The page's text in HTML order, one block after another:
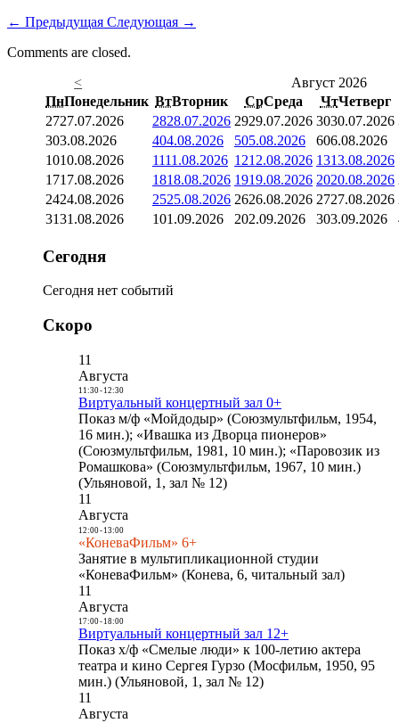
← Предыдущая Следующая →
Comments are closed.
<
Август 2026
ПнПонедельник ВтВторник СрСреда ЧтЧетверг
2727.07.2026 2828.07.2026 2929.07.2026 3030.07.2026
303.08.2026 404.08.2026 505.08.2026 606.08.2026
1010.08.2026 1111.08.2026 1212.08.2026 1313.08.2026
1717.08.2026 1818.08.2026 1919.08.2026 2020.08.2026
2424.08.2026 2525.08.2026 2626.08.2026 2727.08.2026
3131.08.2026 101.09.2026 202.09.2026 303.09.2026
Сегодня
Сегодня нет событий
Скоро
11
Августа
11:30- 12:30
Виртуальный концертный зал 0+
Показ м/ф «Мойдодыр» (Союзмультфильм, 1954,
16 мин.); «Ивашка из Дворца пионеров»
(Союзмультфильм, 1981, 10 мин.); «Паровозик из
Ромашкова» (Союзмультфильм, 1967, 10 мин.)
(Ульяновой, 1, зал № 12)
11
Августа
12:00- 13:00
«КоневаФильм» 6+
Занятие в мультипликационной студии
«КоневаФильм» (Конева, 6, читальный зал)
11
Августа
17:00- 18:00
Виртуальный концертный зал 12+
Показ х/ф «Смелые люди» к 100-летию актера
театра и кино Сергея Гурзо (Мосфильм, 1950, 95
мин.) (Ульяновой, 1, зал № 12)
11
Августа